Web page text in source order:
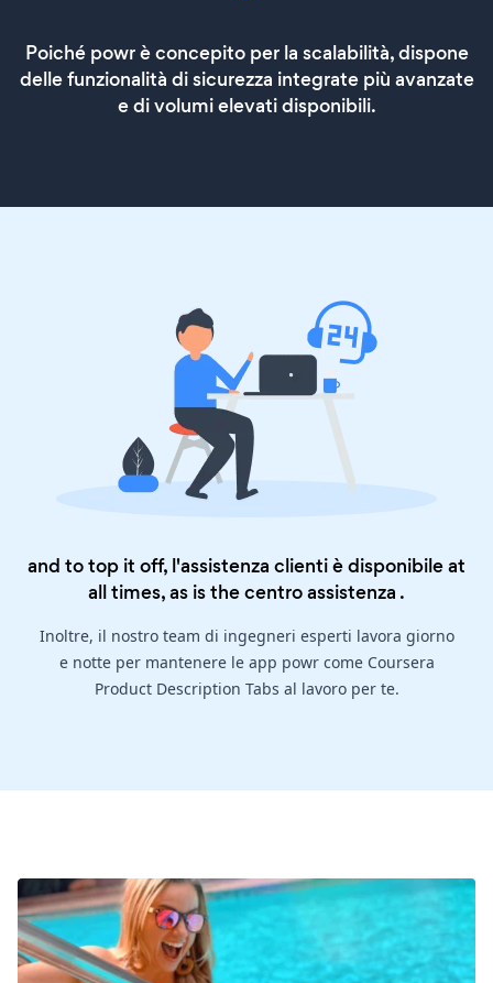
Poiché powr è concepito per la scalabilità, dispone
delle funzionalità di sicurezza integrate più avanzate
e di volumi elevati disponibili.
and to top it off, l'assistenza clienti è disponibile at
all times, as is thecentro assistenza .
Inoltre, il nostro team di ingegneri esperti lavora giorno
e notte per mantenere le app powr come Coursera
Product Description Tabs al lavoro per te.